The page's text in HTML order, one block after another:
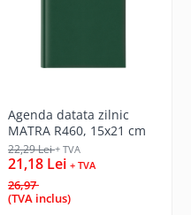
Agenda datata zilnic
MATRA R460, 15x21 cm
22,29 Lei+ TVA
21,18 Lei + TVA
26,97
(TVA inclus)